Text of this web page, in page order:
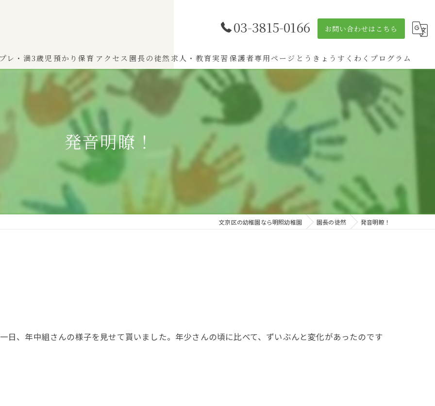
03-3815-0166 お問い合わせはこちら
プレ・満3歳児
わかば（0～2歳児）
ひよこぐみ（1〜2歳児）
ふたばぐみ(満3歳児)
預かり保育 アクセス 園長の徒然 求人・教育実習 保護者専用ページ とうきょうすくわくプログラム
発音明瞭！
文京区の幼稚園なら明照幼稚園 園長の徒然 発音明瞭！
日、年中組さんの様子を見せて貰いました。年少さんの頃に比べて、ずいぶんと変化があったのです